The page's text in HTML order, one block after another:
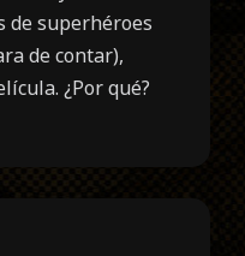
de superhéroes
de contar),
¿Por qué?